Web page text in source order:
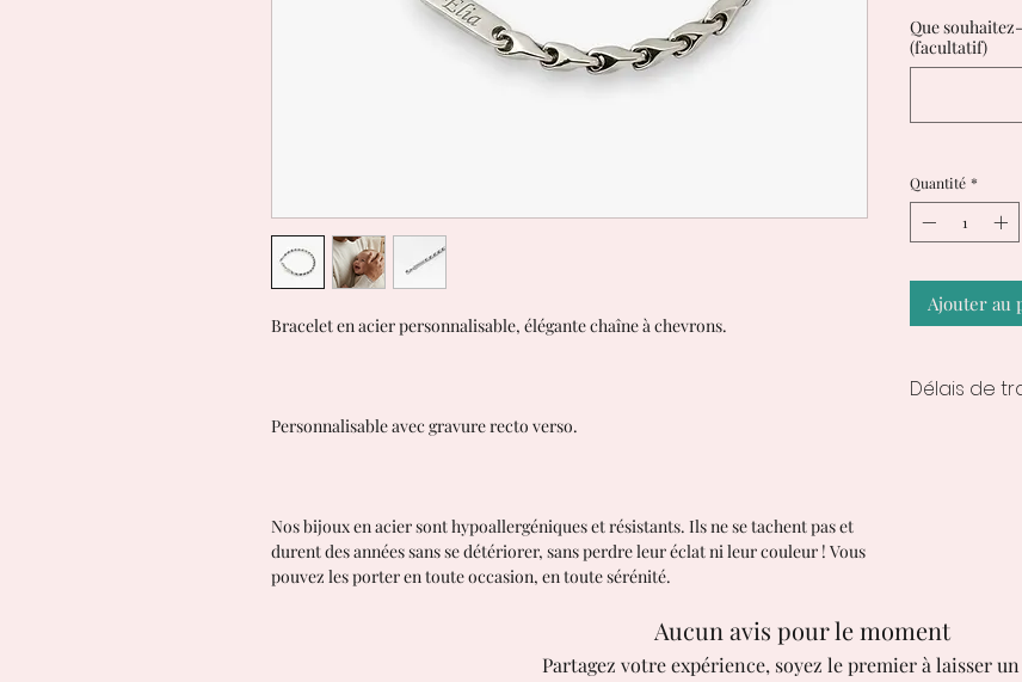
Bracelet en acier personnalisable, élégante chaîne à chevrons.
Personnalisable avec gravure recto verso.
Nos bijoux en acier sont hypoallergéniques et résistants. Ils ne se tachent pas et
durent des années sans se détériorer, sans perdre leur éclat ni leur couleur ! Vous
pouvez les porter en toute occasion, en toute sérénité.
Que
(facultatif)
Quantité *
Ajouter au
Délais de
Aucun avis pour le moment
Partagez votre expérience, soyez le premier à laisser un